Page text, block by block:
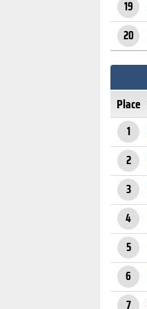
19
20
Place
1
2
3
4
5
6
7